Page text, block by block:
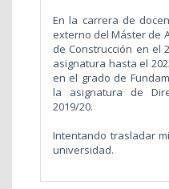
En la carrera de
externo del Máster de
de Construcción en el
asignatura hasta el
en el grado de
la asignatura de
2019/20.
Intentando trasladar
universidad.